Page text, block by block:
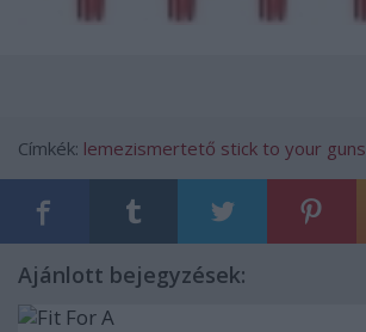
Címkék: lemezismertető stick to your guns
Ajánlott bejegyzések: